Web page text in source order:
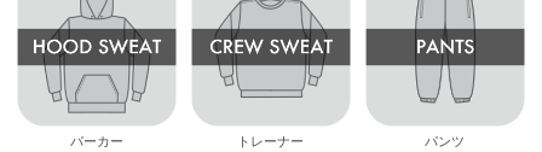
パーカー トレーナー パンツ